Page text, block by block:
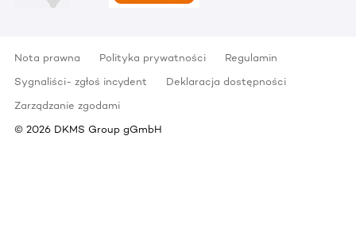
Nota prawna Polityka prywatności
Regulamin
Sygnaliści- zgłoś incydent
Deklaracja dostępności
Zarządzanie zgodami
© 2026 DKMS Group gGmbH